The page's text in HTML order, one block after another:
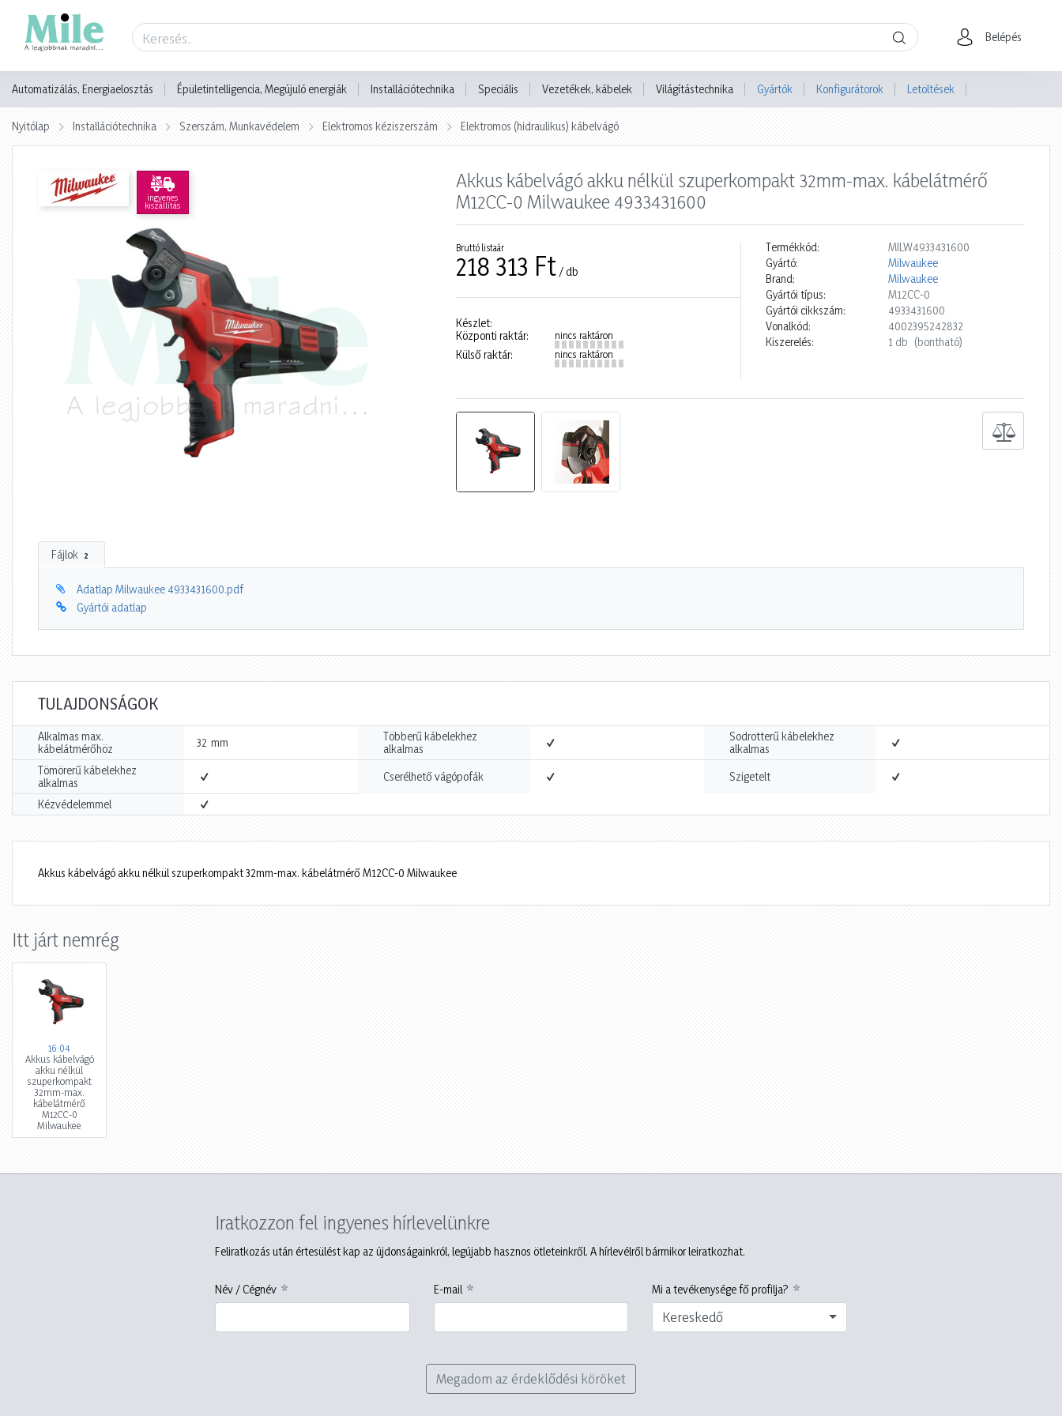
Belépés
Automatizálás, Energiaelosztás Épületintelligencia, Megújuló energiák Installációtechnika Speciális Vezetékek, kábelek Világítástechnika Gyártók Konfigurátorok Letöltések
Nyitólap Installációtechnika Szerszám, Munkavédelem Elektromos kéziszerszám Elektromos (hidraulikus) kábelvágó
ingyenes
kiszállítás
Akkus kábelvágó akku nélkül szuperkompakt 32mm-max. kábelátmérő
M12CC-0 Milwaukee 4933431600
Bruttó listaár
218 313 Ft / db
Készlet:
Központi raktár:
nincs raktáron
Külső raktár: nincs raktáron
Termékkód:
MILW4933431600
Gyártó:
Milwaukee
Brand:
Milwaukee
Gyártói típus:
M12CC-0
Gyártói cikkszám:
4933431600
Vonalkód:
4002395242832
Kiszerelés:
1 db (bontható)
Fájlok 2
Adatlap Milwaukee 4933431600.pdf
Gyártói adatlap
TULAJDONSÁGOK
Alkalmas max.
kábelátmérőhöz
32 mm
Többerű kábelekhez
alkalmas
Sodrotterű kábelekhez
alkalmas
Tömörerű kábelekhez
alkalmas
Cserélhető vágópofák Szigetelt
Kézvédelemmel
Akkus kábelvágó akku nélkül szuperkompakt 32mm-max. kábelátmérő M12CC-0 Milwaukee
Itt járt nemrég
16:04
Akkus kábelvágó
akku nélkül
szuperkompakt
32mm-max.
kábelátmérő
M12CC-0
Milwaukee
Iratkozzon fel ingyenes hírlevelünkre
Feliratkozás után értesülést kap az újdonságainkról, legújabb hasznos ötleteinkről. A hírlevélről bármikor leiratkozhat.
Név / Cégnév E-mail Mi a tevékenysége fő profilja?
Kereskedő
Megadom az érdeklődési köröket
Termék adatlap